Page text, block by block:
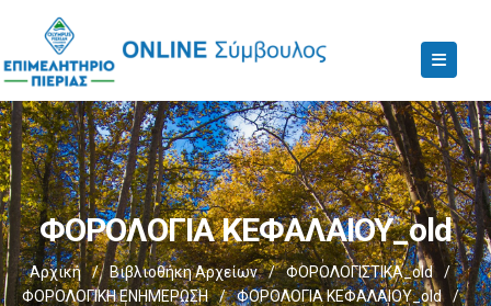
ΦΟΡΟΛΟΓΙΑ ΚΕΦΑΛΑΙΟΥ_old
Αρχική / Βιβλιοθήκη Αρχείων / ΦΟΡΟΛΟΓΙΣΤΙΚΑ_old
/
ΦΟΡΟΛΟΓΙΚΗ ΕΝΗΜΕΡΩΣΗ
/ ΦΟΡΟΛΟΓΙΑ ΚΕΦΑΛΑΙΟΥ_old
/